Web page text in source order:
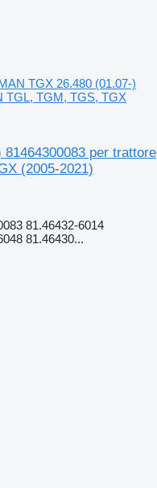
TGX 26.480 (01.07-)
TGL, TGM, TGS, TGX
per trattore
(2005-2021)
81.46432-6014
81.46430...